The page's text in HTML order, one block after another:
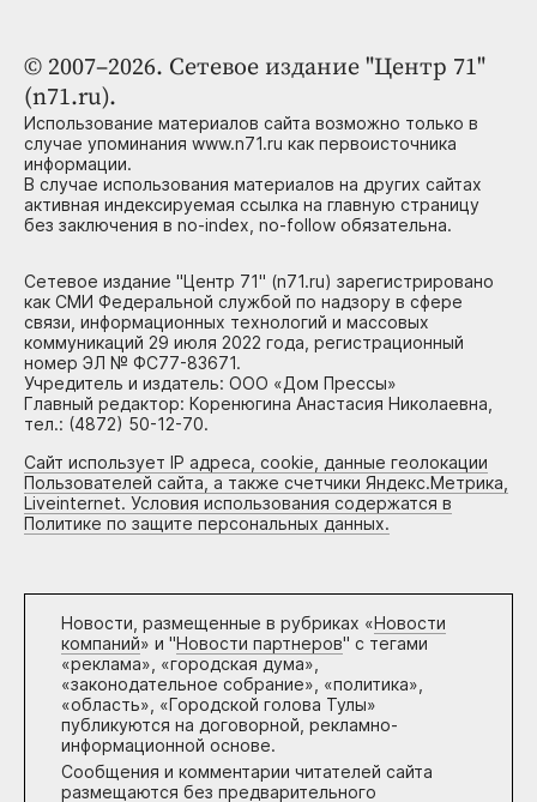
© 2007–2026. Сетевое издание "Центр 71"
(n71.ru).
Использование материалов сайта возможно только в
случае упоминания www.n71.ru как первоисточника
информации.
В случае использования материалов на других сайтах
активная индексируемая ссылка на главную страницу
без заключения в no-index, no-follow обязательна.
Сетевое издание "Центр 71" (n71.ru) зарегистрировано
как СМИ Федеральной службой по надзору в сфере
связи, информационных технологий и массовых
коммуникаций 29 июля 2022 года, регистрационный
номер ЭЛ № ФС77-83671.
Учредитель и издатель: ООО «Дом Прессы»
Главный редактор: Коренюгина Анастасия Николаевна,
тел.: (4872) 50-12-70.
Сайт использует IP адреса, cookie, данные геолокации
Пользователей сайта, а также счетчики Яндекс.Метрика,
Liveinternet. Условия использования содержатся в
Политике по защите персональных данных.
Новости, размещенные в рубриках «Новости
компаний» и "Новости партнеров" с тегами
«реклама», «городская дума»,
«законодательное собрание», «политика»,
«область», «Городской голова Тулы»
публикуются на договорной, рекламно-
информационной основе.
Сообщения и комментарии читателей сайта
размещаются без предварительного